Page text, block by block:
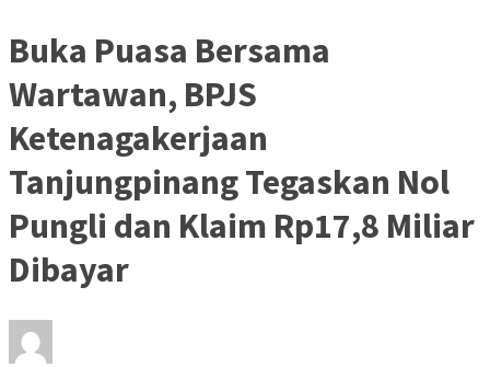
Buka Puasa Bersama
Wartawan, BPJS
Ketenagakerjaan
Tanjungpinang Tegaskan Nol
Pungli dan Klaim Rp17,8 Miliar
Dibayar